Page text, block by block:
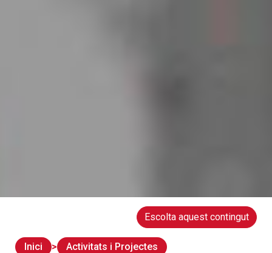
Escolta aquest contingut
Inici Activitats i Projectes